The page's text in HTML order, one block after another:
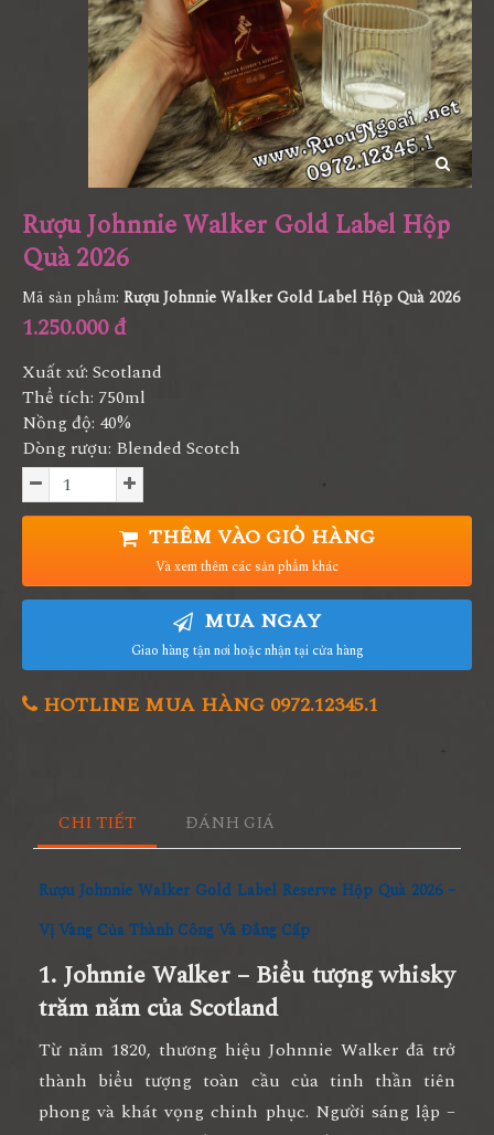
Rượu Johnnie Walker Gold Label Hộp
Quà 2026
Mã sản phẩm: Rượu Johnnie Walker Gold Label Hộp Quà 2026
1.250.000 đ
Xuất xứ: Scotland
Thể tích: 750ml
Nồng độ: 40%
Dòng rượu: Blended Scotch
THÊM VÀO GIỎ HÀNG
Và xem thêm các sản phẩm khác
MUA NGAY
Giao hàng tận nơi hoặc nhận tại cửa hàng
HOTLINE MUA HÀNG 0972.12345.1
CHI TIẾT ĐÁNH GIÁ
Rượu Johnnie Walker Gold Label Reserve Hộp Quà 2026 –
Vị Vàng Của Thành Công Và Đẳng Cấp
1. Johnnie Walker – Biểu tượng whisky
trăm năm của Scotland
Từ năm 1820, thương hiệu Johnnie Walker đã trở
thành biểu tượng toàn cầu của tinh thần tiên
phong và khát vọng chinh phục. Người sáng lập –